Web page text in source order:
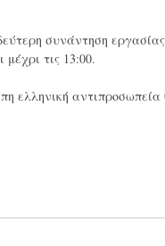
συνάντηση
τις 13:00.
ελληνική αντιπροσωπεία